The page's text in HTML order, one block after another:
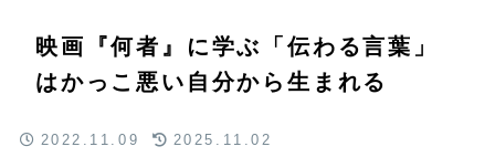
映画『何者』に学ぶ「伝わる言葉」
はかっこ悪い自分から生まれる
2022.11.09 2025.11.02